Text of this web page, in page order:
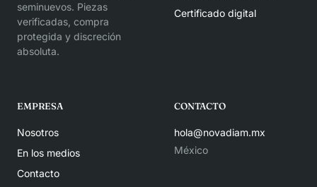
seminuevos. Piezas
verificadas, compra
protegida y discreción
absoluta.
Certificado digital
EMPRESA
Nosotros
En los medios
Contacto
CONTACTO
hola@novadiam.mx
México